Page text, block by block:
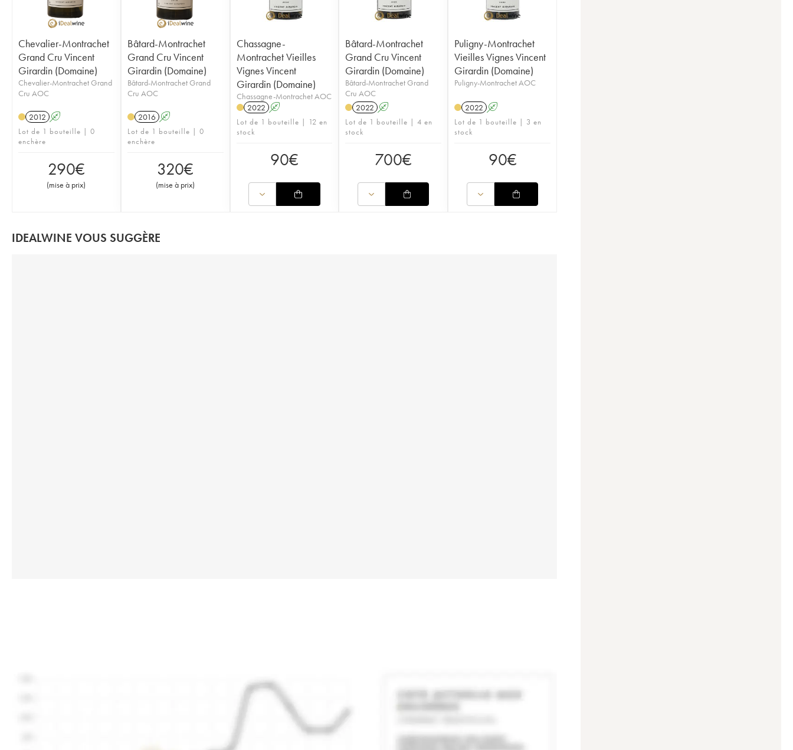
Chevalier-Montrachet
Grand Cru Vincent
Girardin (Domaine)
Chevalier-Montrachet Grand
Cru AOC
2012 A
Lot de 1 bouteille | 0
enchère
290€
(mise à prix)
Bâtard-Montrachet
Grand Cru Vincent
Girardin (Domaine)
Bâtard-Montrachet Grand
Cru AOC
2016 A
Lot de 1 bouteille | 0
enchère
320€
(mise à prix)
Chassagne-
Montrachet Vieilles
Vignes Vincent
Girardin (Domaine)
Chassagne-Montrachet AOC
2022 A
Lot de 1 bouteille | 12 en
stock
90€
Bâtard-Montrachet
Grand Cru Vincent
Girardin (Domaine)
Bâtard-Montrachet Grand
Cru AOC
2022 A
Lot de 1 bouteille | 4 en
stock
700€
Puligny-Montrachet
Vieilles Vignes Vincent
Girardin (Domaine)
Puligny-Montrachet AOC
2022 A
Lot de 1 bouteille | 3 en
stock
90€
IDEALWINE VOUS SUGGÈRE